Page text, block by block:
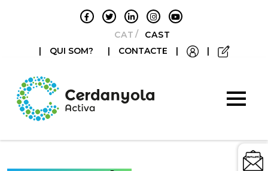
CATALÀCASTELLANO
|
QUI SOM? | CONTACTE | |